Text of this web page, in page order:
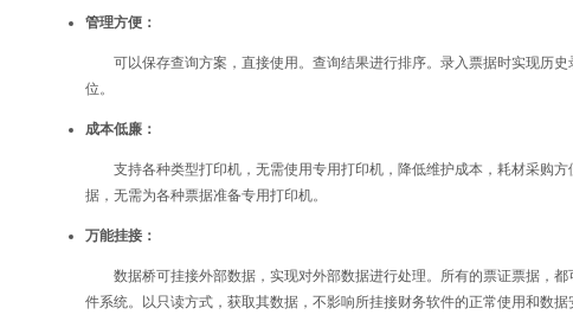
管理方便：
可以保存查询方案，直接使用。查询结果进行排序。录入票据时实现历史
位。
成本低廉：
支持各种类型打印机，无需使用专用打印机，降低维护成本，耗材采购方
据，无需为各种票据准备专用打印机。
万能挂接：
数据桥可挂接外部数据，实现对外部数据进行处理。所有的票证票据，都
件系统。以只读方式，获取其数据，不影响所挂接财务软件的正常使用和数据